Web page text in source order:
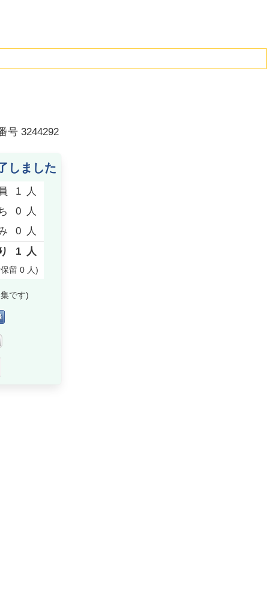
号 3244292
しました
1
人
0
人
0
人
1 人
保留0 人)
です)